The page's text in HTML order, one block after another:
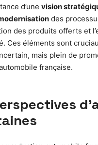
d’une vision
des
des produits offerts et
Ces éléments sont
mais plein de
française.